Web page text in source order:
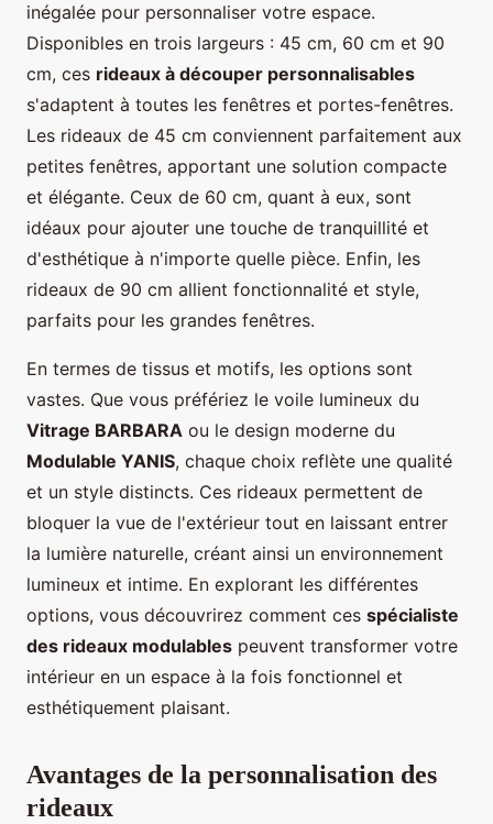
inégalée pour personnaliser votre espace.
Disponibles en trois largeurs : 45 cm, 60 cm et 90
cm, ces rideaux à découper personnalisables
s'adaptent à toutes les fenêtres et portes-fenêtres.
Les rideaux de 45 cm conviennent parfaitement aux
petites fenêtres, apportant une solution compacte
et élégante. Ceux de 60 cm, quant à eux, sont
idéaux pour ajouter une touche de tranquillité et
d'esthétique à n'importe quelle pièce. Enfin, les
rideaux de 90 cm allient fonctionnalité et style,
parfaits pour les grandes fenêtres.
En termes de tissus et motifs, les options sont
vastes. Que vous préfériez le voile lumineux du
Vitrage BARBARA ou le design moderne du
Modulable YANIS, chaque choix reflète une qualité
et un style distincts. Ces rideaux permettent de
bloquer la vue de l'extérieur tout en laissant entrer
la lumière naturelle, créant ainsi un environnement
lumineux et intime. En explorant les différentes
options, vous découvrirez comment ces spécialiste
des rideaux modulables peuvent transformer votre
intérieur en un espace à la fois fonctionnel et
esthétiquement plaisant.
Avantages de la personnalisation des
rideaux